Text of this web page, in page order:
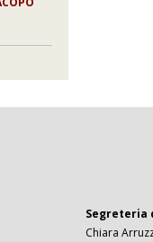
Segreteria
Chiara